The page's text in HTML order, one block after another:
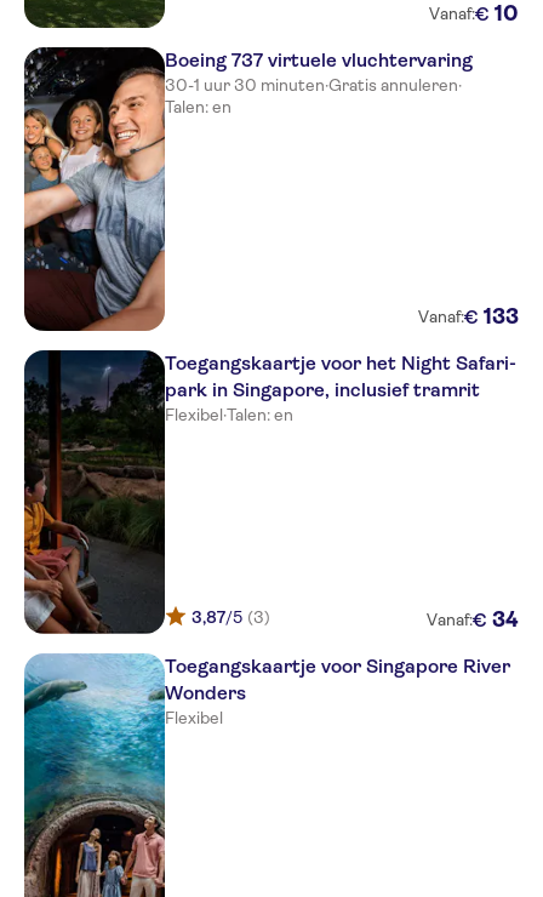
Vanaf:€ 10
Boeing 737 virtuele vluchtervaring
30-1 uur 30 minuten·Gratis annuleren·
Talen: en
Vanaf:€ 133
Toegangskaartje voor het Night Safari-
park in Singapore, inclusief tramrit
Flexibel·Talen: en
3,87/5 (3) Vanaf:€ 34
Toegangskaartje voor Singapore River
Wonders
Flexibel